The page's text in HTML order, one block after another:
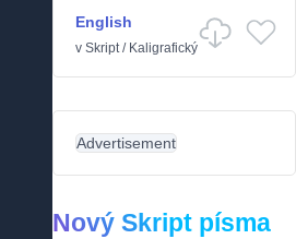
English
v Skript/ Kaligrafický
Advertisement
Nový Skript písma